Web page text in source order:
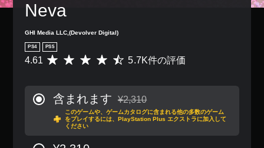
Neva
GHI Media LLC,(Devolver Digital)
PS4 PS5
評
4.61 5.7K件の評価
含まれます 通常価格¥2,310より値引き
¥2,310
このゲームや、ゲームカタログに含まれる他の多数のゲーム
をプレイするには、PlayStation Plus エクストラに加入して
ください